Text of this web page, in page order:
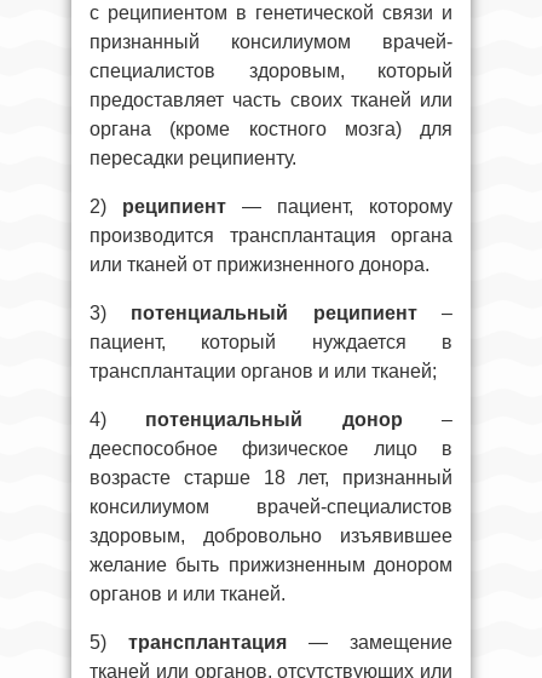
с реципиентом в генетической связи и
признанный консилиумом врачей-
специалистов здоровым, который
предоставляет часть своих тканей или
органа (кроме костного мозга) для
пересадки реципиенту.
2) реципиент — пациент, которому
производится трансплантация органа
или тканей от прижизненного донора.
3) потенциальный реципиент–
пациент, который нуждается в
трансплантации органов и или тканей;
4) потенциальный донор –
дееспособное физическое лицо в
возрасте старше 18 лет, признанный
консилиумом врачей-специалистов
здоровым, добровольно изъявившее
желание быть прижизненным донором
органов и или тканей.
5) трансплантация — замещение
тканей или органов, отсутствующих или